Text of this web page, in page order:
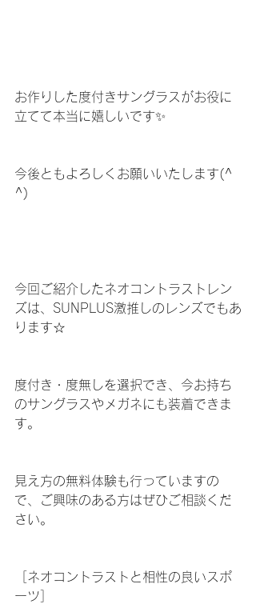
お作りした度付きサングラスがお役に
立てて本当に嬉しいです✨
今後ともよろしくお願いいたします(^
^)
今回ご紹介したネオコントラストレン
ズは、SUNPLUS激推しのレンズでもあ
ります☆
度付き・度無しを選択でき、今お持ち
のサングラスやメガネにも装着できま
す。
見え方の無料体験も行っていますの
で、ご興味のある方はぜひご相談くだ
さい。
［ネオコントラストと相性の良いスポ
ーツ］